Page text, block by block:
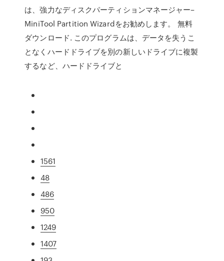
は、強力なディスクパーティションマネージャー–
MiniTool Partition Wizardをお勧めします。 無料
ダウンロード. このプログラムは、データを失うこ
となくハードドライブを別の新しいドライブに複製
するなど、ハードドライブと
1561
48
486
950
1249
1407